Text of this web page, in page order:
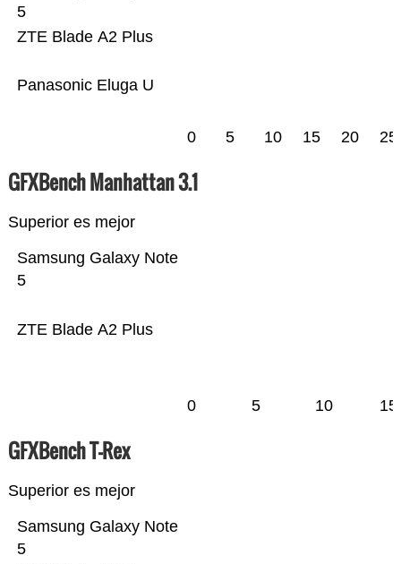
Panasonic Eluga U
ZTE Blade A2 Plus
5
0 5 10 15 20 25
GFXBench Manhattan 3.1
Superior es mejor
ZTE Blade A2 Plus
Samsung Galaxy Note
5
0 5 10 15
GFXBench T-Rex
Superior es mejor
Samsung Galaxy Note
5